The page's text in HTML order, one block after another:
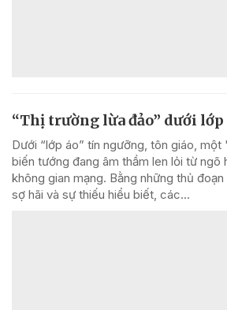
“Thị trường lừa đảo” dưới
Dưới “lớp áo” tín ngưỡng, tôn giáo,
biến tướng đang âm thầm len lỏi từ ngõ
không gian mạng. Bằng những thủ
sợ hãi và sự thiếu hiểu biết, các...